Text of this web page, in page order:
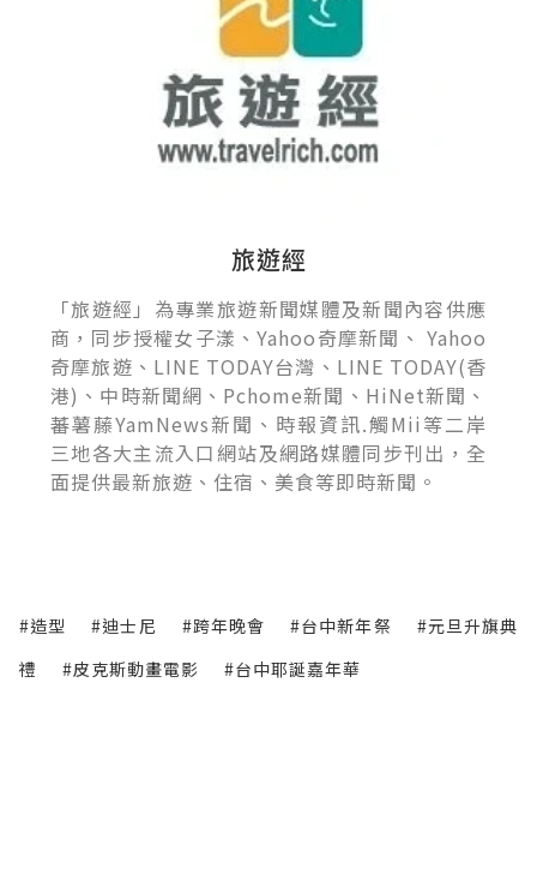
旅遊經
「旅遊經」為專業旅遊新聞媒體及新聞內容供應
商，同步授權女子漾、Yahoo奇摩新聞、 Yahoo
奇摩旅遊、LINE TODAY台灣、LINE TODAY(香
港)、中時新聞網、Pchome新聞、HiNet新聞、
蕃薯藤YamNews新聞、時報資訊.觸Mii等二岸
三地各大主流入口網站及網路媒體同步刊出，全
面提供最新旅遊、住宿、美食等即時新聞。
#造型 #迪士尼 #跨年晚會 #台中新年祭
#元旦升旗典
禮
#皮克斯動畫電影 #台中耶誕嘉年華